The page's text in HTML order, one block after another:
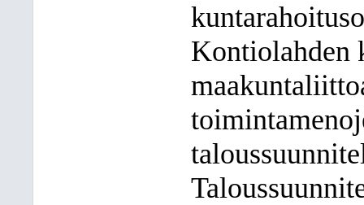
Kontiolahden